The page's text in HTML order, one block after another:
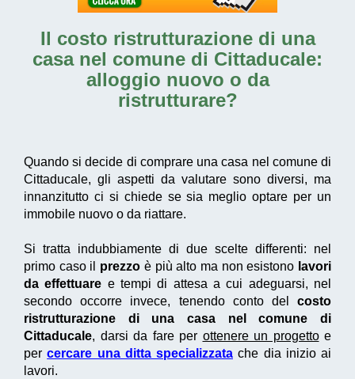
Il costo ristrutturazione di una
casa nel comune di Cittaducale:
alloggio nuovo o da
ristrutturare?
Quando si decide di comprare una casa nel comune di
Cittaducale, gli aspetti da valutare sono diversi, ma
innanzitutto ci si chiede se sia meglio optare per un
immobile nuovo o da riattare.
Si tratta indubbiamente di due scelte differenti: nel
primo caso il prezzo è più alto ma non esistono lavori
da effettuare e tempi di attesa a cui adeguarsi, nel
secondo occorre invece, tenendo conto del costo
ristrutturazione di una casa nel comune di
Cittaducale, darsi da fare per ottenere un progettoe
percercare una ditta specializzata che dia inizio ai
lavori.